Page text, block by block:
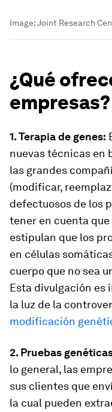
Image:Joint Research
¿Qué
empresas?
1. Terapia de genes:
nuevas técnicas en
las grandes
(modificar,
defectuosos de los
tener en cuenta
estipulan que los
en células
cuerpo que no sea
Esta divulgación es
la luz de la
modificación
2. Pruebas
lo general, las
sus clientes que
la cual pueden